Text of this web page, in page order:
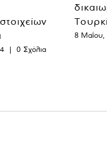
| 0 Σχόλια
8 Μαΐου,